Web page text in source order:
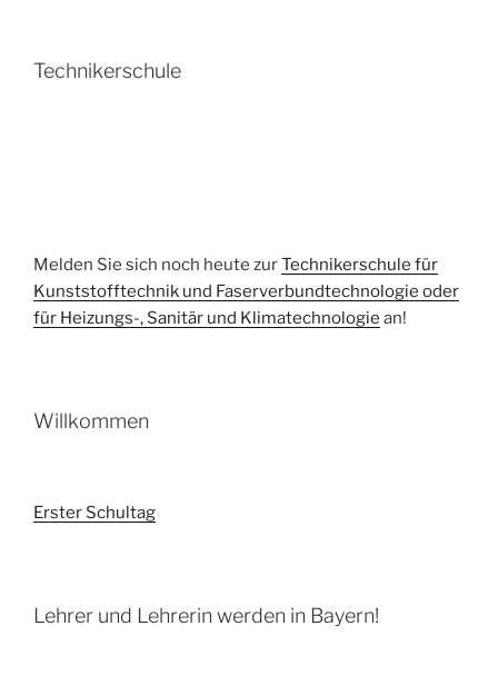
Technikerschule
Melden Sie sich noch heute zurTechnikerschule für
Kunststofftechnik und Faserverbundtechnologie oder
für Heizungs-, Sanitär und Klimatechnologie an!
Willkommen
Erster Schultag
Lehrer und Lehrerin werden in Bayern!